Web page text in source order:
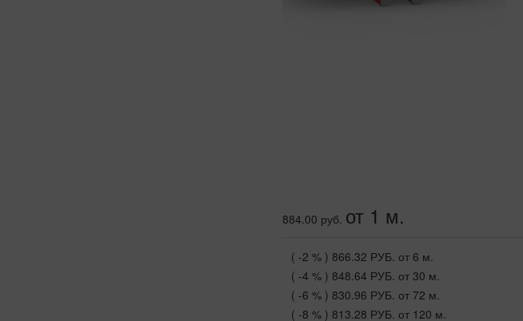
884.00 руб. от 1 м.
( -2 % ) 866.32 РУБ. от 6 м.
( -4 % ) 848.64 РУБ. от 30 м.
( -6 % ) 830.96 РУБ. от 72 м.
( -8 % ) 813.28 РУБ. от 120 м.